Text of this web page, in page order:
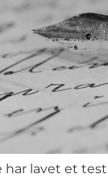
har lavet et